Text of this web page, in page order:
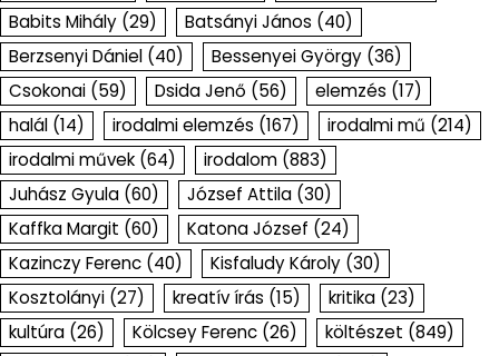
Babits Mihály (29) Batsányi János (40)
Berzsenyi Dániel (40) Bessenyei György (36)
Csokonai (59) Dsida Jenő (56) elemzés (17)
halál (14) irodalmi elemzés (167) irodalmi mű (214)
irodalmi művek (64) irodalom (883)
Juhász Gyula (60) József Attila (30)
Kaffka Margit (60) Katona József (24)
Kazinczy Ferenc (40) Kisfaludy Károly (30)
Kosztolányi (27) kreatív írás (15) kritika (23)
kultúra (26) Kölcsey Ferenc (26) költészet (849)